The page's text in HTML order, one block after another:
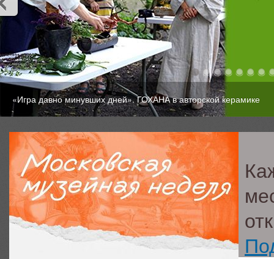
«Игра давно минувших дней». ГОХАНА в авторской керамике